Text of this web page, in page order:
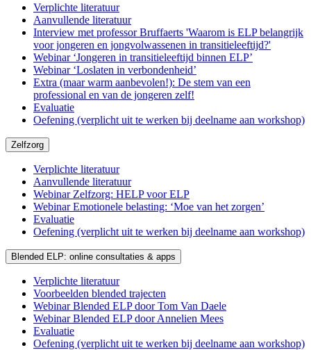
Verplichte literatuur
Aanvullende literatuur
Interview met professor Bruffaerts 'Waarom is ELP belangrijk
voor jongeren en jongvolwassenen in transitieleeftijd?'
Webinar ‘Jongeren in transitieleeftijd binnen ELP’
Webinar ‘Loslaten in verbondenheid’
Extra (maar warm aanbevolen!): De stem van een
professional en van de jongeren zelf!
Evaluatie
Oefening (verplicht uit te werken bij deelname aan workshop)
Zelfzorg
Verplichte literatuur
Aanvullende literatuur
Webinar Zelfzorg: HELP voor ELP
Webinar Emotionele belasting: ‘Moe van het zorgen’
Evaluatie
Oefening (verplicht uit te werken bij deelname aan workshop)
Blended ELP: online consultaties & apps
Verplichte literatuur
Voorbeelden blended trajecten
Webinar Blended ELP door Tom Van Daele
Webinar Blended ELP door Annelien Mees
Evaluatie
Oefening (verplicht uit te werken bij deelname aan workshop)